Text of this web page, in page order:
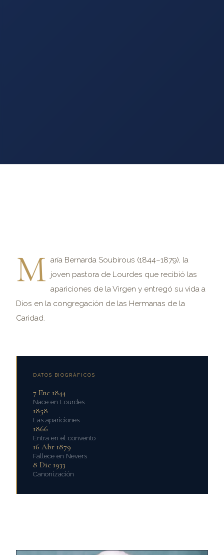
M aría Bernarda Soubirous (1844–1879), la
joven pastora de Lourdes que recibió las
apariciones de la Virgen y entregó su vida a
Dios en la congregación de las Hermanas de la
Caridad.
DATOS BIOGRÁFICOS
7 Ene 1844
Nace en Lourdes
1858
Las apariciones
1866
Entra en el convento
16 Abr 1879
Fallece en Nevers
8 Dic 1933
Canonización